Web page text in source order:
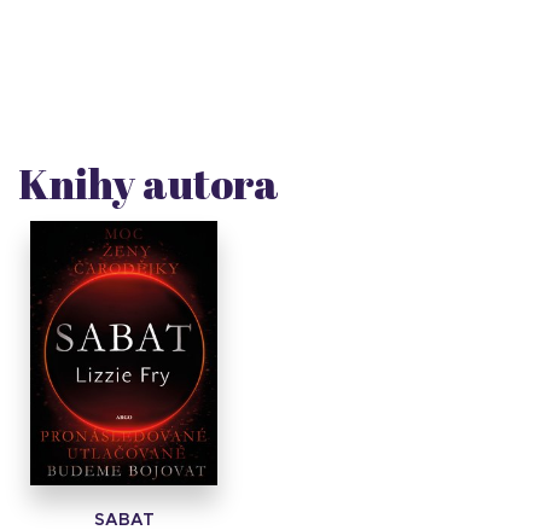
Knihy autora
SABAT